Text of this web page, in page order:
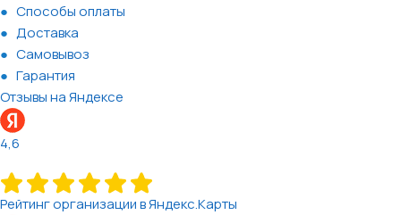
Способы оплаты
Доставка
Самовывоз
Гарантия
Отзывы на Яндексе
4,6
Рейтинг организации в Яндекс.Карты